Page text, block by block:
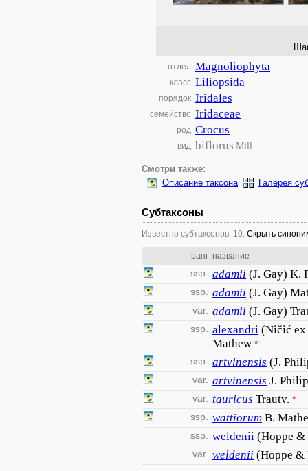
отдел Magnoliophyta
класс Liliopsida
порядок Iridales
семейство Iridaceae
род Crocus
вид biflorus Mill.
Смотри также:
Описание таксона
Галерея
Субтаксоны
Известно субтаксонов: 10. Скрыть
ранг название
ssp. adamii (J. Gay) K.
ssp. adamii (J. Gay)
var. adamii (J. Gay)
ssp. alexandri (Ničić ex
Mathew *
ssp.
artvinensis (J.
var. artvinensis J.
var. tauricus Trautv. *
ssp.
wattiorum B.
ssp. weldenii (Hoppe &
var. weldenii (Hoppe &